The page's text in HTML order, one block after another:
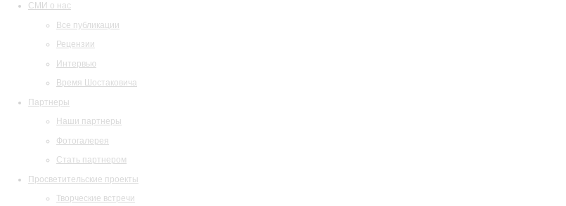
СМИ о нас
Все публикации
Рецензии
Интервью
Время Шостаковича
Партнеры
Наши партнеры
Фотогалерея
Стать партнером
Просветительские проекты
Творческие встречи